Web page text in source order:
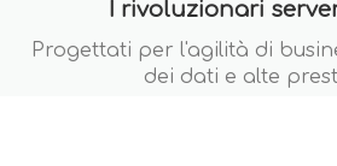
I rivoluzionari server
Progettati per l'agilità di
dei dati e alte